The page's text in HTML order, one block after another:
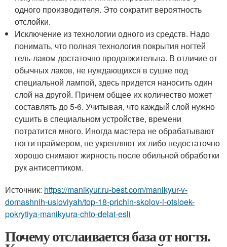
одного производителя. Это сократит вероятность
отслойки.
Исключение из технологии одного из средств. Надо
понимать, что полная технология покрытия ногтей
гель-лаком достаточно продолжительна. В отличие от
обычных лаков, не нуждающихся в сушке под
специальной лампой, здесь придется наносить один
слой на другой. Причем общее их количество может
составлять до 5-6. Учитывая, что каждый слой нужно
сушить в специальном устройстве, времени
потратится много. Иногда мастера не обрабатывают
ногти праймером, не укрепляют их либо недостаточно
хорошо снимают жирность после обильной обработки
рук антисептиком.
Источник: https://manikyur.ru-best.com/manikyur-v-
domashnih-usloviyah/top-18-prichin-skolov-i-otsloek-
pokrytiya-manikyura-chto-delat-esli
Почему отслаивается база от ногтя.